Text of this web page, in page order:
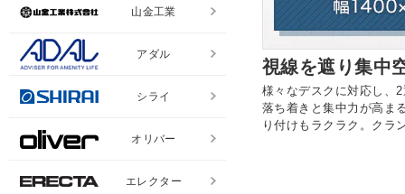
視線を遮り集中
様々なデスクに対応し、
落ち着きと集中力が高ま
り付けもラクラク。クラ
山金工業
アダル
シライ
オリバー
エレクター